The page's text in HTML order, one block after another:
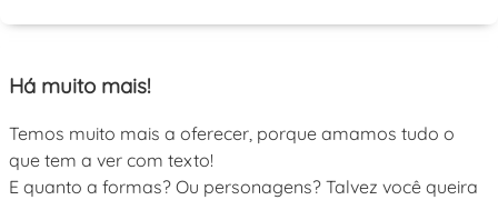
Há muito mais!
Temos muito mais a oferecer, porque amamos tudo o
que tem a ver com texto!
E quanto a formas? Ou personagens? Talvez você queira